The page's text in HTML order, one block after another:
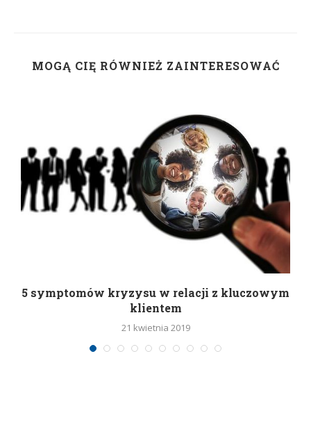
MOGĄ CIĘ RÓWNIEŻ ZAINTERESOWAĆ
5 symptomów kryzysu w relacji z kluczowym
klientem
21 kwietnia 2019